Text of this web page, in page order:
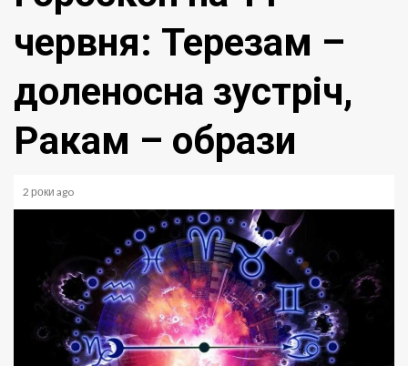
червня: Терезам –
доленосна зустріч,
Ракам – образи
2 роки ago